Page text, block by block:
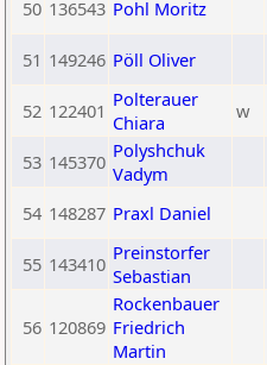
50 136543 Pohl Moritz
51 149246 Pöll Oliver
52 122401 Polterauer
Chiara
w
53 145370 Polyshchuk
Vadym
54 148287 Praxl Daniel
55 143410 Preinstorfer
Sebastian
56 120869
Rockenbauer
Friedrich
Martin